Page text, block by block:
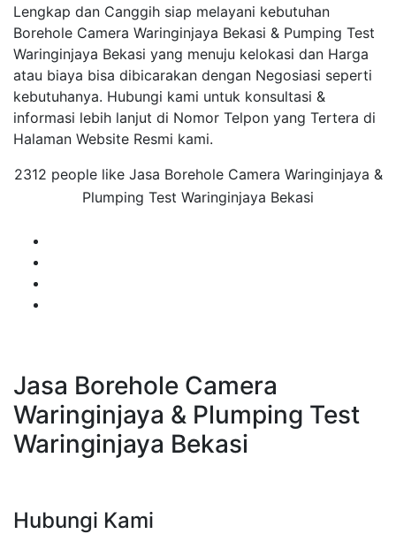
Lengkap dan Canggih siap melayani kebutuhan
Borehole Camera Waringinjaya Bekasi & Pumping Test
Waringinjaya Bekasi yang menuju kelokasi dan Harga
atau biaya bisa dibicarakan dengan Negosiasi seperti
kebutuhanya. Hubungi kami untuk konsultasi &
informasi lebih lanjut di Nomor Telpon yang Tertera di
Halaman Website Resmi kami.
2312 people like Jasa Borehole Camera Waringinjaya &
Plumping Test Waringinjaya Bekasi
Jasa Borehole Camera
Waringinjaya & Plumping Test
Waringinjaya Bekasi
Hubungi Kami